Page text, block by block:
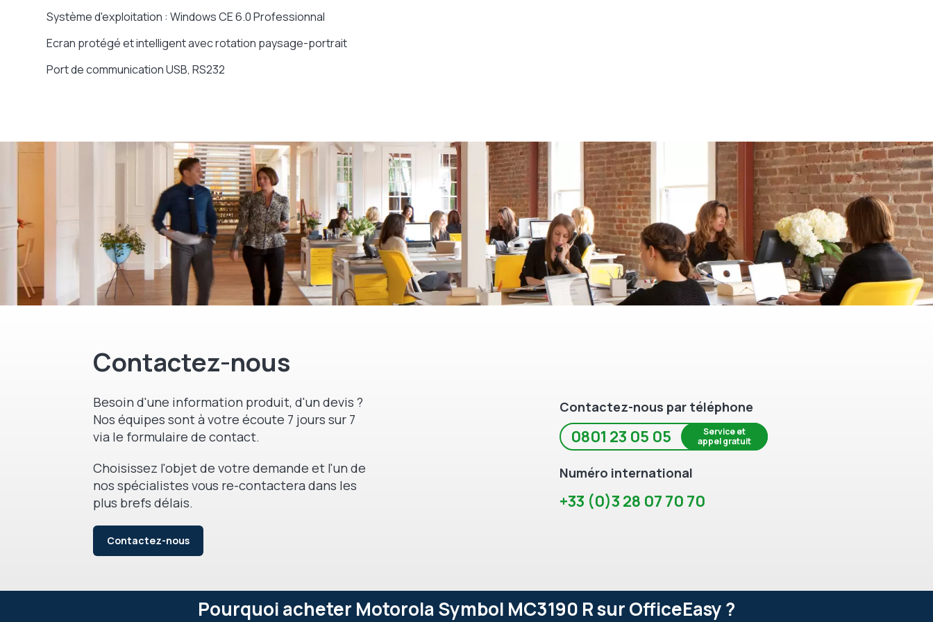
Système d'exploitation : Windows CE 6.0 Professionnal
Ecran protégé et intelligent avec rotation paysage-portrait
Port de communication USB, RS232
Contactez-nous
Besoin d'une information produit, d'un devis ?
Nos équipes sont à votre écoute 7 jours sur 7
via le formulaire de contact.
Choisissez l'objet de votre demande et l'un de
nos spécialistes vous re-contactera dans les
plus brefs délais.
Contactez-nous
Contactez-nous par téléphone
0801 23 05 05
Service et
appel gratuit
Numéro international
+33 (0)3 28 07 70 70
Pourquoi acheter Motorola Symbol MC3190 R sur OfficeEasy ?